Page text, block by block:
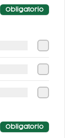
Obligatorio
Obligatorio